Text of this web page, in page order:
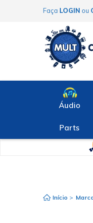
Faça LOGIN ou
Áudio
Parts
Início >